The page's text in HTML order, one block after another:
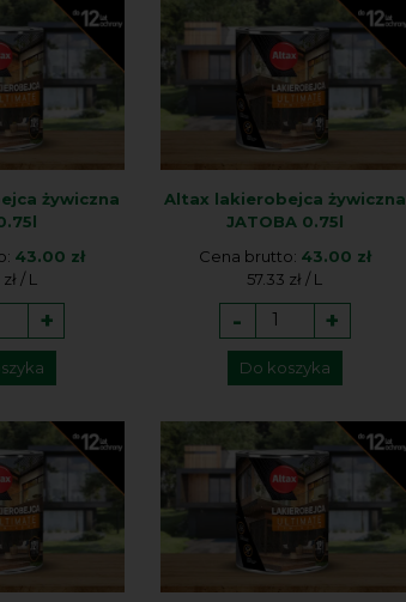
żywiczna
43.00 zł
/ L
+
Altax lakierobejca żywiczna
JATOBA 0.75l
Cena brutto: 43.00 zł
57.33 zł / L
- +
Do koszyka